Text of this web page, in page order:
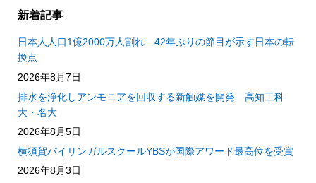
新着記事
日本人人口1億2000万人割れ 42年ぶりの節目が示す日本の転
換点
2026年8月7日
排水を浄化しアンモニアを回収する新触媒を開発 高知工科
大・名大
2026年8月5日
横須賀バイリンガルスクールYBSが国際アワード最高位を受賞
2026年8月3日